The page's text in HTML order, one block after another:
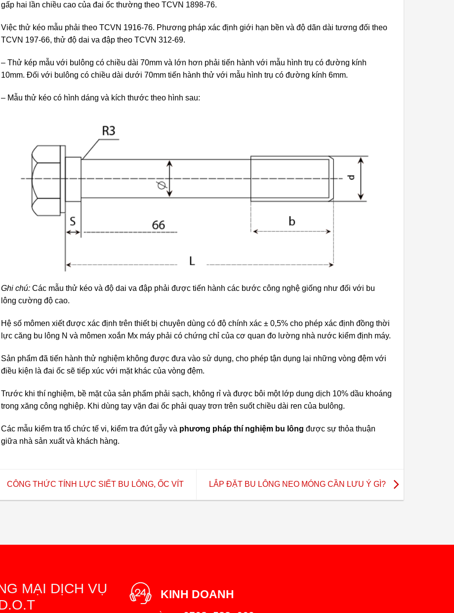
gấp hai lần chiều cao của đai ốc thường theo TCVN 1898-76.
Việc thử kéo mẫu phải theo TCVN 1916-76. Phương pháp xác định giới hạn bền và độ dãn dài tương đối theo
TCVN 197-66, thử độ dai va đập theo TCVN 312-69.
– Thử kép mẫu với bulông có chiều dài 70mm và lớn hơn phải tiến hành với mẫu hình trụ có đường kính
10mm. Đối với bulông có chiều dài dưới 70mm tiến hành thử với mẫu hình trụ có đường kính 6mm.
– Mẫu thử kéo có hình dáng và kích thước theo hình sau:
Ghi chú: Các mẫu thử kéo và độ dai va đập phải được tiến hành các bước công nghệ giống như đối với bu
lông cường độ cao.
Hệ số mômen xiết được xác định trên thiết bị chuyên dùng có độ chính xác ­± 0,5% cho phép xác định đồng thời
lực căng bu lông N và mômen xoắn Mx máy phải có chứng chỉ của cơ quan đo lường nhà nước kiểm định máy.
Sản phẩm đã tiến hành thử nghiệm không được đưa vào sử dụng, cho phép tận dụng lại những vòng đệm với
điều kiện là đai ốc sẽ tiếp xúc với mặt khác của vòng đệm.
Trước khi thí nghiệm, bề mặt của sản phẩm phải sạch, không rỉ và được bôi một lớp dung dịch 10% dầu khoáng
trong xăng công nghiệp. Khi dùng tay vặn đai ốc phải quay trơn trên suốt chiều dài ren của bulông.
Các mẫu kiểm tra tổ chức tế vi, kiểm tra đứt gẫy và phương pháp thí nghiệm bu lông được sự thỏa thuận
giữa nhà sản xuất và khách hàng.
CÔNG THỨC TÍNH LỰC SIẾT BU LÔNG, ỐC VÍT LẮP ĐẶT BU LÔNG NEO MÓNG CẦN LƯU Ý GÌ?
MẠI DỊCH VỤ
KINH DOANH